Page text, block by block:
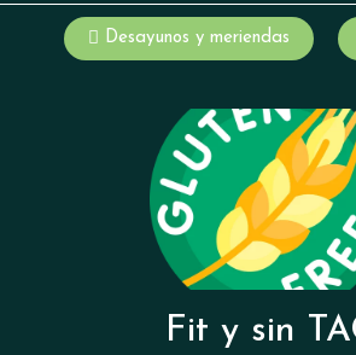
Desayunos y meriendas
Fit y sin